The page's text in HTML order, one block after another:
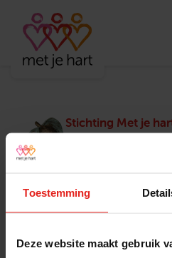
Toestemming
Deze website maakt gebruik
Stichting Met je
Stichting Met je
eenzaam voelen
winnaar van het
Actuele vacatures